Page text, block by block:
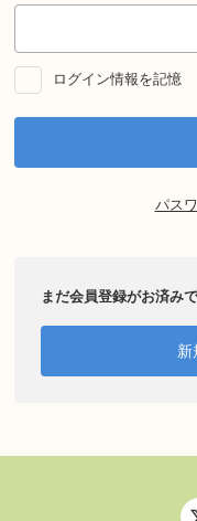
ログイン情報を記憶
パス
まだ会員登録がお済み
新